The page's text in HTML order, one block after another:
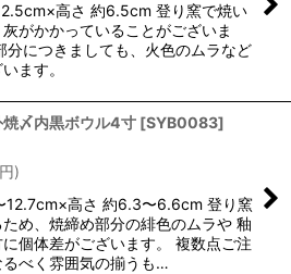
高さ 約6.5cm 登り窯で焼い
がかかっていることがございま
分につきましても、火色のムラなど
ます。
焼〆内黒ボウル4寸 [SYB0083]
円)
12.7cm×高さ 約6.3〜6.6cm 登り窯
め、焼締め部分の緋色のムラや 釉
個体差がございます。 複数点ご注
べく雰囲気の揃うも…